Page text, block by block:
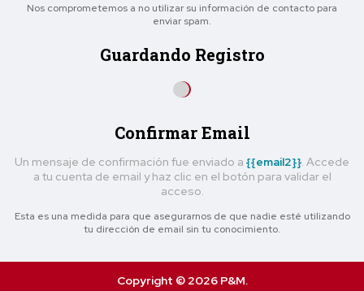
Nos comprometemos a no utilizar su información de contacto para
enviar spam.
Guardando Registro
Confirmar Email
Un mensaje de confirmación fue enviado a {{email2}}. Accede
a tu cuenta de email y haz clic en el botón para validar el
acceso.
Esta es una medida para que asegurarnos de que nadie esté utilizando
tu dirección de email sin tu conocimiento.
Copyright © 2026 P&M.